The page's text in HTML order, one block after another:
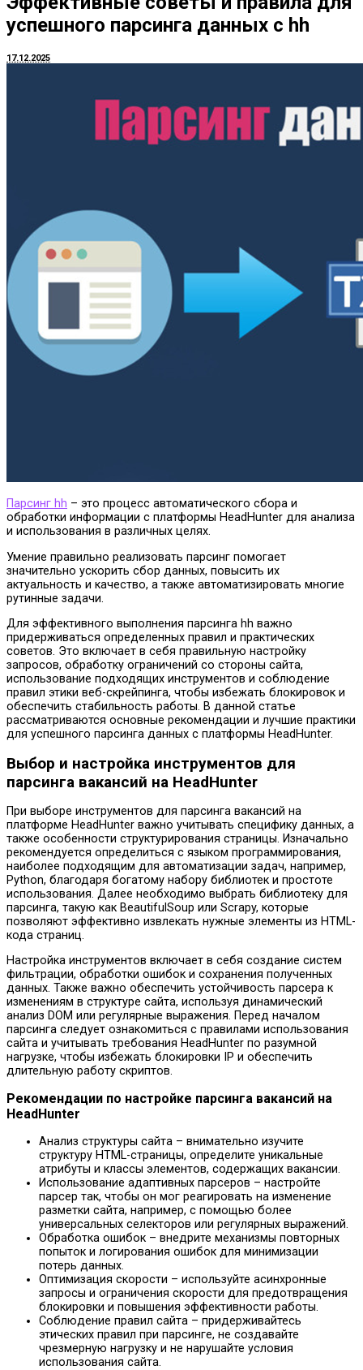
успешного парсинга данных с hh
17.12.2025
Парсинг hh – это процесс автоматического сбора и
обработки информации с платформы HeadHunter для анализа
и использования в различных целях.
Умение правильно реализовать парсинг помогает
значительно ускорить сбор данных, повысить их
актуальность и качество, а также автоматизировать многие
рутинные задачи.
Для эффективного выполнения парсинга hh важно
придерживаться определенных правил и практических
советов. Это включает в себя правильную настройку
запросов, обработку ограничений со стороны сайта,
использование подходящих инструментов и соблюдение
правил этики веб-скрейпинга, чтобы избежать блокировок и
обеспечить стабильность работы. В данной статье
рассматриваются основные рекомендации и лучшие практики
для успешного парсинга данных с платформы HeadHunter.
Выбор и настройка инструментов для
парсинга вакансий на HeadHunter
При выборе инструментов для парсинга вакансий на
платформе HeadHunter важно учитывать специфику данных, а
также особенности структурирования страницы. Изначально
рекомендуется определиться с языком программирования,
наиболее подходящим для автоматизации задач, например,
Python, благодаря богатому набору библиотек и простоте
использования. Далее необходимо выбрать библиотеку для
парсинга, такую как BeautifulSoup или Scrapy, которые
позволяют эффективно извлекать нужные элементы из HTML-
кода страниц.
Настройка инструментов включает в себя создание систем
фильтрации, обработки ошибок и сохранения полученных
данных. Также важно обеспечить устойчивость парсера к
изменениям в структуре сайта, используя динамический
анализ DOM или регулярные выражения. Перед началом
парсинга следует ознакомиться с правилами использования
сайта и учитывать требования HeadHunter по разумной
нагрузке, чтобы избежать блокировки IP и обеспечить
длительную работу скриптов.
Рекомендации по настройке парсинга вакансий на
HeadHunter
Анализ структуры сайта – внимательно изучите
структуру HTML-страницы, определите уникальные
атрибуты и классы элементов, содержащих вакансии.
Использование адаптивных парсеров – настройте
парсер так, чтобы он мог реагировать на изменение
разметки сайта, например, с помощью более
универсальных селекторов или регулярных выражений.
Обработка ошибок – внедрите механизмы повторных
попыток и логирования ошибок для минимизации
потерь данных.
Оптимизация скорости – используйте асинхронные
запросы и ограничения скорости для предотвращения
блокировки и повышения эффективности работы.
Соблюдение правил сайта – придерживайтесь
этических правил при парсинге, не создавайте
чрезмерную нагрузку и не нарушайте условия
использования сайта.